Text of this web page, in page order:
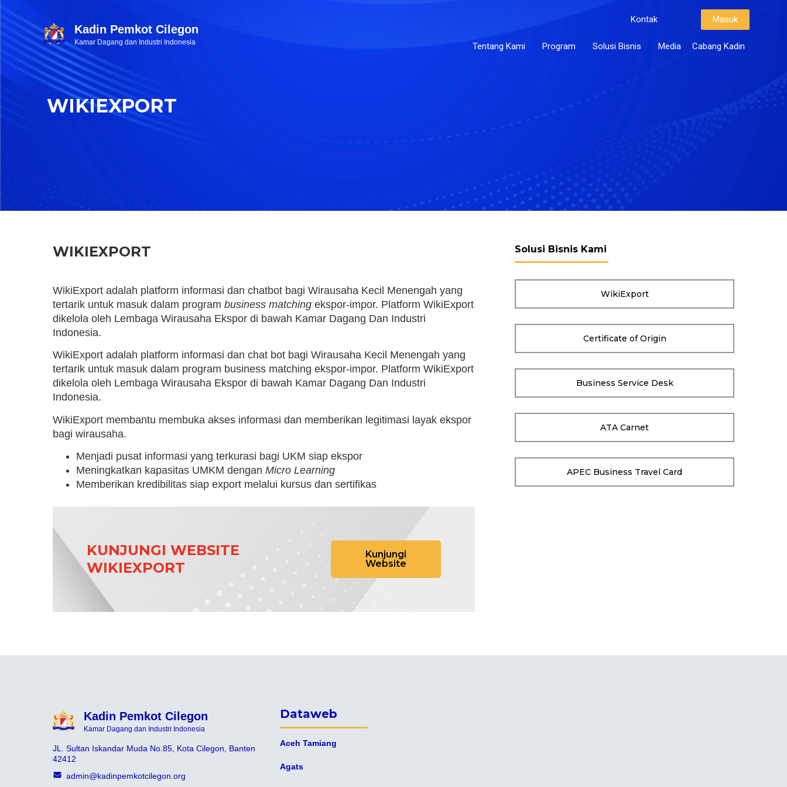
Kadin Pemkot Cilegon
Kamar Dagang dan Industri Indonesia
Kontak Masuk
Tentang Kami Program Solusi Bisnis Media Cabang Kadin
WIKIEXPORT
WIKIEXPORT
WikiExport adalah platform informasi dan chatbot bagi Wirausaha Kecil Menengah yang
tertarik untuk masuk dalam program business matching ekspor-impor. Platform WikiExport
dikelola oleh Lembaga Wirausaha Ekspor di bawah Kamar Dagang Dan Industri
Indonesia.
WikiExport adalah platform informasi dan chat bot bagi Wirausaha Kecil Menengah yang
tertarik untuk masuk dalam program business matching ekspor-impor. Platform WikiExport
dikelola oleh Lembaga Wirausaha Ekspor di bawah Kamar Dagang Dan Industri
Indonesia.
WikiExport membantu membuka akses informasi dan memberikan legitimasi layak ekspor
bagi wirausaha.
Menjadi pusat informasi yang terkurasi bagi UKM siap ekspor
Meningkatkan kapasitas UMKM dengan Micro Learning
Memberikan kredibilitas siap export melalui kursus dan sertifikas
KUNJUNGI WEBSITE
WIKIEXPORT
Kunjungi
Website
Solusi Bisnis Kami
WikiExport
Certificate of Origin
Business Service Desk
ATA Carnet
APEC Business Travel Card
Kadin Pemkot Cilegon
Kamar Dagang dan Industri Indonesia
JL. Sultan Iskandar Muda No.85, Kota Cilegon, Banten
42412
admin@kadinpemkotcilegon.org
Dataweb
Aceh Tamiang
Agats